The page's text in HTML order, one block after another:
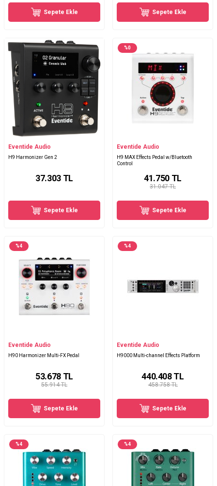
Sepete Ekle Sepete Ekle
Eventide Audio
H9 Harmonizer Gen 2
37.303TL
Sepete Ekle
%0
Eventide Audio
H9 MAX Effects Pedal w/Bluetooth
Control
31.047 TL
41.750TL
Sepete Ekle
%4
Eventide Audio
H90 Harmonizer Multi-FX Pedal
55.914 TL
53.678TL
Sepete Ekle
%4
Eventide Audio
H9000 Multi-channel Effects Platform
458.758 TL
440.408TL
Sepete Ekle
%4 %4